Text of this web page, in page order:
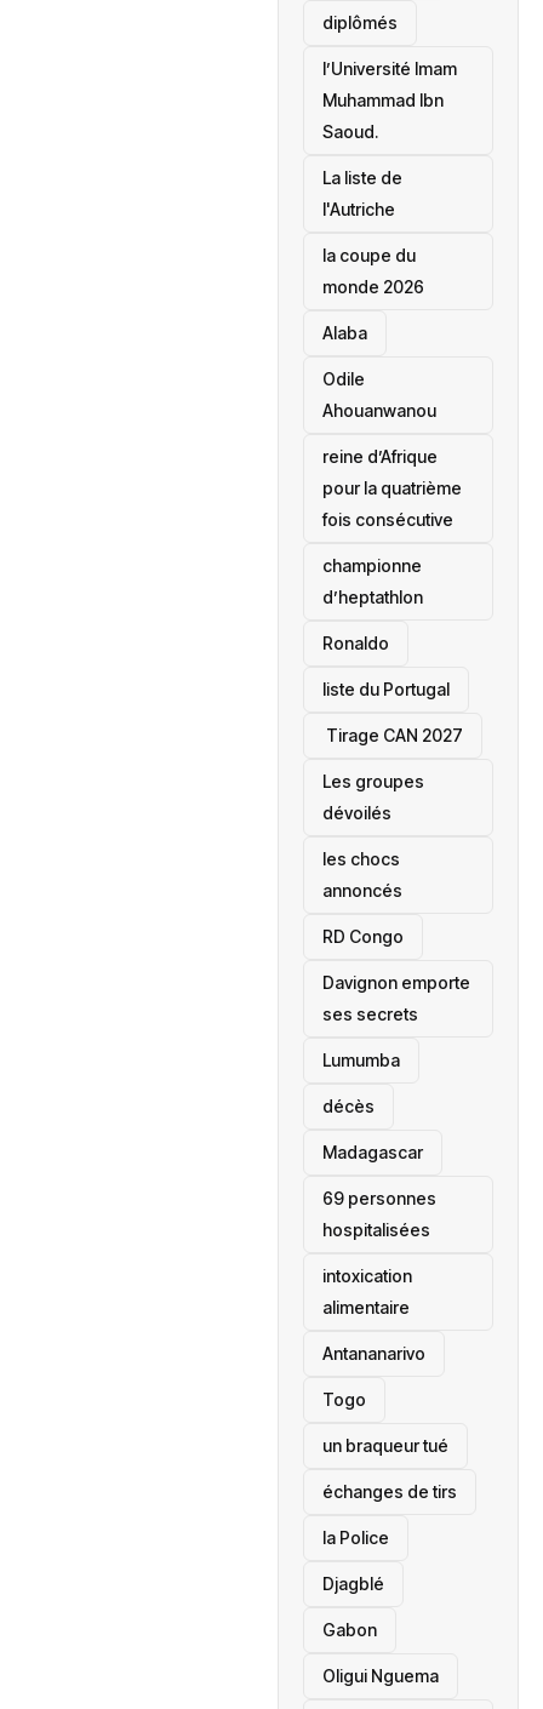
diplômés
l’Université Imam
Muhammad Ibn
Saoud.
‎La liste de
l'Autriche
la coupe du
monde 2026
Alaba
Odile
Ahouanwanou
reine d’Afrique
pour la quatrième
fois consécutive
championne
d’heptathlon
Ronaldo
liste du Portugal
‎ Tirage CAN 2027
Les groupes
dévoilés
les chocs
annoncés
‎RD Congo
Davignon emporte
ses secrets
Lumumba
décès
‎Madagascar
69 personnes
hospitalisées
intoxication
alimentaire
Antananarivo
‎Togo
un braqueur tué
échanges de tirs
la Police
Djagblé
Gabon
Oligui Nguema